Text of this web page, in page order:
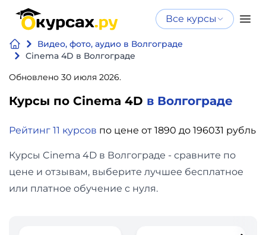
Все курсы
Видео, фото, аудио в Волгограде
Cinema 4D в Волгограде
Обновлено 30 июля 2026.
Курсы по Cinema 4D в Волгограде
Рейтинг 11 курсов по цене от 1890 до 196031 рубль
Курсы Cinema 4D в Волгограде - сравните по
цене и отзывам, выберите лучшее бесплатное
или платное обучение с нуля.
Нейросеть
и ИИ
и
финансы
Дизайн
Нейросеть и ИИ
интеллекту
Бесплатно